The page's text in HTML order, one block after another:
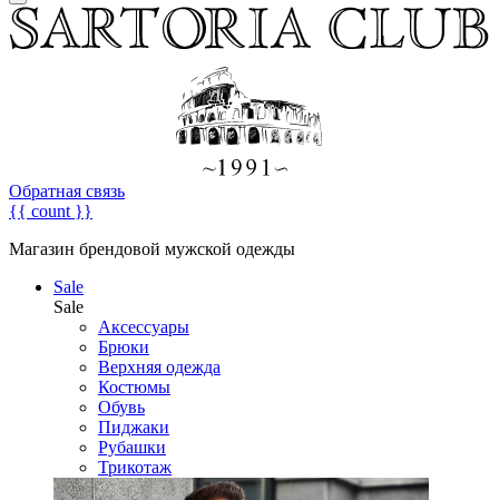
Обратная связь
{{ count }}
Магазин брендовой мужской одежды
Sale
Sale
Аксессуары
Брюки
Верхняя одежда
Костюмы
Обувь
Пиджаки
Рубашки
Трикотаж